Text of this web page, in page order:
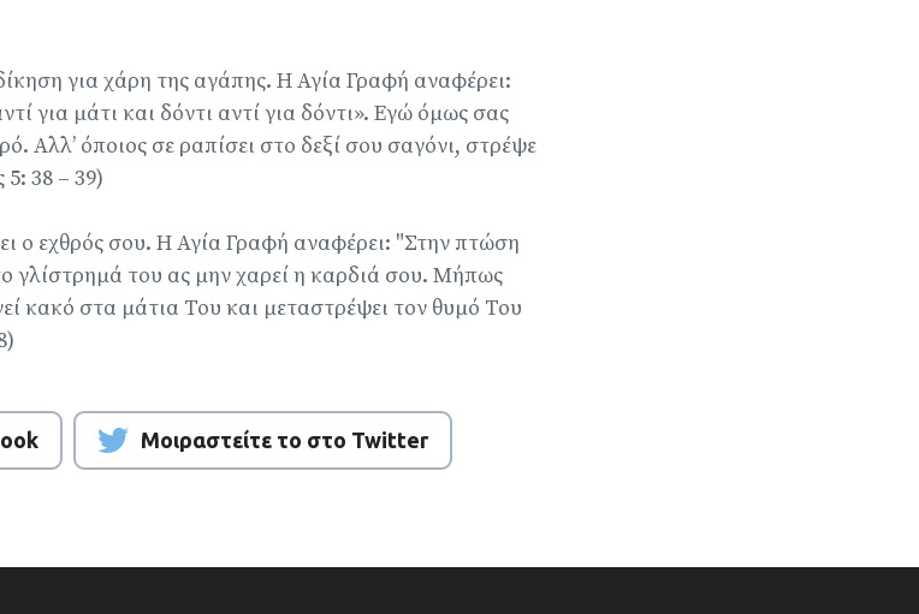
για χάρη της αγάπης. Η Αγία Γραφή αναφέρει:
για μάτι και δόντι αντί για δόντι». Εγώ όμως σας
Αλλ’ όποιος σε ραπίσει στο δεξί σου σαγόνι, στρέψε
38 – 39)
ο εχθρός σου. Η Αγία Γραφή αναφέρει: "Στην πτώση
γλίστρημά του ας μην χαρεί η καρδιά σου. Μήπως
κακό στα μάτια Του και μεταστρέψει τον θυμό Του
Μοιραστείτε το στο Twitter